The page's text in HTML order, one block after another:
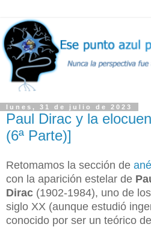
lunes, 31 de julio de 2023
Paul Dirac y la
(6ª Parte)]
Retomamos la sección de
con la aparición estelar de
Dirac (1902-1984), uno de
siglo XX (aunque estudió
conocido por ser un teórico